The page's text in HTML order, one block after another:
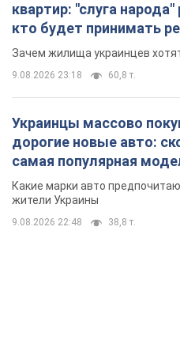
квартир: "слуга народа"
кто будет принимать
сносе домов
Зачем жилища украинцев
9.08.2026 23:18 60,8 т.
Украинцы массово
дорогие новые авто:
самая популярная
Какие марки авто
жители Украины
9.08.2026 22:48 38,8 т.